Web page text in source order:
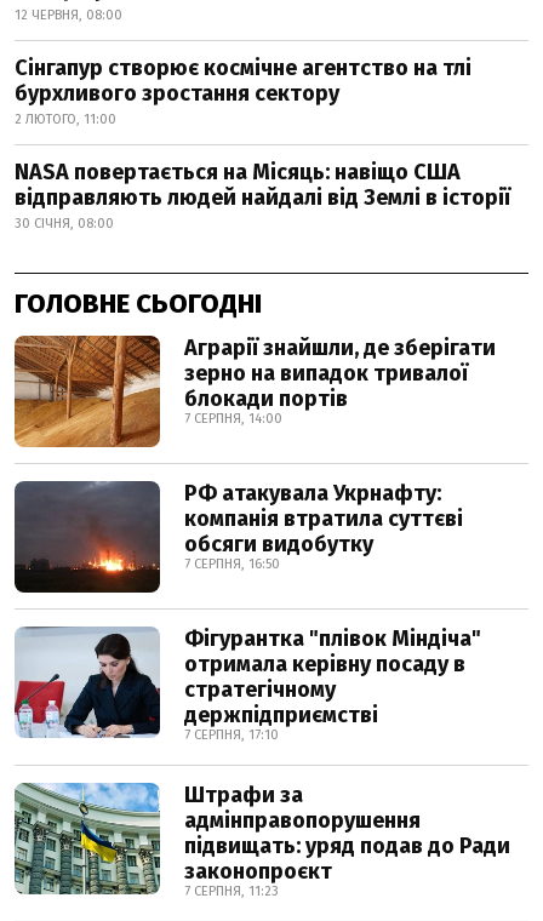
12 ЧЕРВНЯ, 08:00
Сінгапур створює космічне агентство на тлі
бурхливого зростання сектору
2 ЛЮТОГО, 11:00
NASA повертається на Місяць: навіщо США
відправляють людей найдалі від Землі в історії
30 СІЧНЯ, 08:00
ГОЛОВНЕ СЬОГОДНІ
Аграрії знайшли, де зберігати
зерно на випадок тривалої
блокади портів
7 СЕРПНЯ, 14:00
РФ атакувала Укрнафту:
компанія втратила суттєві
обсяги видобутку
7 СЕРПНЯ, 16:50
Фігурантка "плівок Міндіча"
отримала керівну посаду в
стратегічному
держпідприємстві
7 СЕРПНЯ, 17:10
Штрафи за
адмінправопорушення
підвищать: уряд подав до Ради
законопроєкт
7 СЕРПНЯ, 11:23